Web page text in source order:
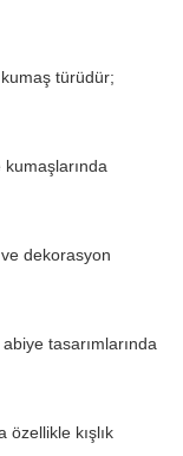
türüdür;
kumaşlarında
dekorasyon
tasarımlarında
özellikle kışlık